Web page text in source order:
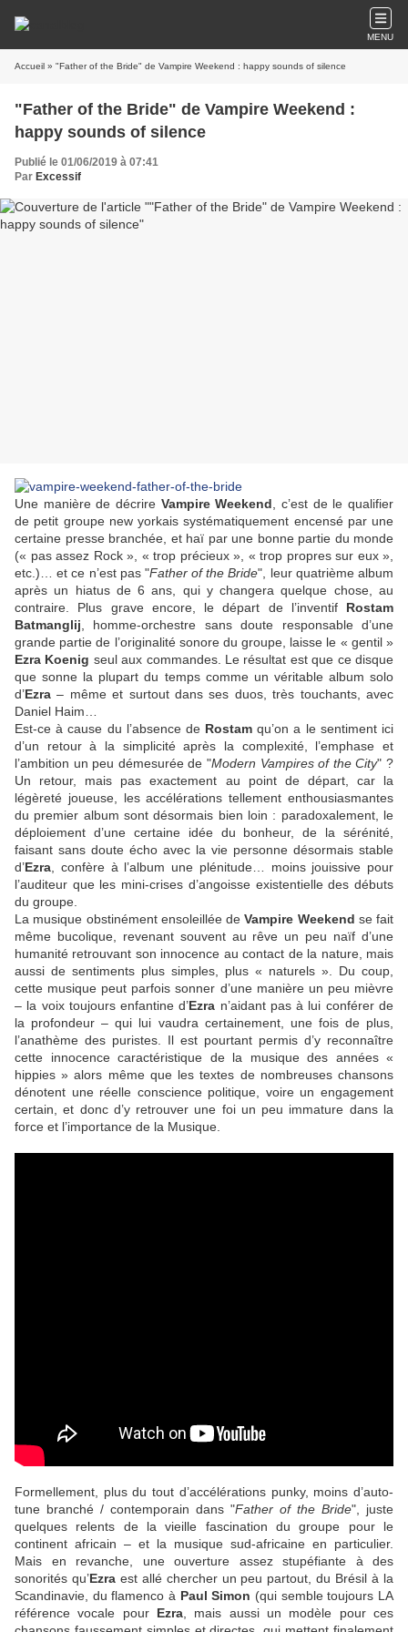
MENU
Accueil » "Father of the Bride" de Vampire Weekend : happy sounds of silence
"Father of the Bride" de Vampire Weekend :
happy sounds of silence
Publié le 01/06/2019 à 07:41
Par Excessif
Une manière de décrire Vampire Weekend , c’est de le qualifier
de petit groupe new yorkais systématiquement encensé par une
certaine presse branchée, et haï par une bonne partie du monde
(« pas assez Rock », « trop précieux », « trop propres sur eux »,
etc.)… et ce n’est pas "Father of the Bride", leur quatrième album
après un hiatus de 6 ans, qui y changera quelque chose, au
contraire. Plus grave encore, le départ de l’inventif Rostam
Batmanglij , homme-orchestre sans doute responsable d’une
grande partie de l’originalité sonore du groupe, laisse le « gentil »
Ezra Koenig seul aux commandes. Le résultat est que ce disque
que sonne la plupart du temps comme un véritable album solo
d’Ezra – même et surtout dans ses duos, très touchants, avec
Daniel Haim…
Est-ce à cause du l’absence de Rostam qu’on a le sentiment ici
d’un retour à la simplicité après la complexité, l’emphase et
l’ambition un peu démesurée de "Modern Vampires of the City" ?
Un retour, mais pas exactement au point de départ, car la
légèreté joueuse, les accélérations tellement enthousiasmantes
du premier album sont désormais bien loin : paradoxalement, le
déploiement d’une certaine idée du bonheur, de la sérénité,
faisant sans doute écho avec la vie personne désormais stable
d’Ezra , confère à l’album une plénitude… moins jouissive pour
l’auditeur que les mini-crises d’angoisse existentielle des débuts
du groupe.
La musique obstinément ensoleillée deVampire Weekend se fait
même bucolique, revenant souvent au rêve un peu naïf d’une
humanité retrouvant son innocence au contact de la nature, mais
aussi de sentiments plus simples, plus « naturels ». Du coup,
cette musique peut parfois sonner d’une manière un peu mièvre
– la voix toujours enfantine d’Ezra n’aidant pas à lui conférer de
la profondeur – qui lui vaudra certainement, une fois de plus,
l’anathème des puristes. Il est pourtant permis d’y reconnaître
cette innocence caractéristique de la musique des années «
hippies » alors même que les textes de nombreuses chansons
dénotent une réelle conscience politique, voire un engagement
certain, et donc d’y retrouver une foi un peu immature dans la
force et l’importance de la Musique.
Formellement, plus du tout d’accélérations punky, moins d’auto-
tune branché / contemporain dans "Father of the Bride", juste
quelques relents de la vieille fascination du groupe pour le
continent africain – et la musique sud-africaine en particulier.
Mais en revanche, une ouverture assez stupéfiante à des
sonorités qu’Ezraest allé chercher un peu partout, du Brésil à la
Scandinavie, du flamenco à Paul Simon (qui semble toujours LA
référence vocale pour Ezra , mais aussi un modèle pour ces